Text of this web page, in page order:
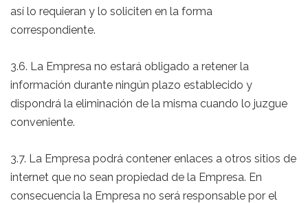
así lo requieran y lo soliciten en la forma
correspondiente.
3.6. La Empresa no estará obligado a retener la
información durante ningún plazo establecido y
dispondrá la eliminación de la misma cuando lo juzgue
conveniente.
3.7. La Empresa podrá contener enlaces a otros sitios de
internet que no sean propiedad de la Empresa. En
consecuencia la Empresa no será responsable por el